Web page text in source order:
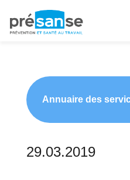
principale
Annuaire des
29.03.2019